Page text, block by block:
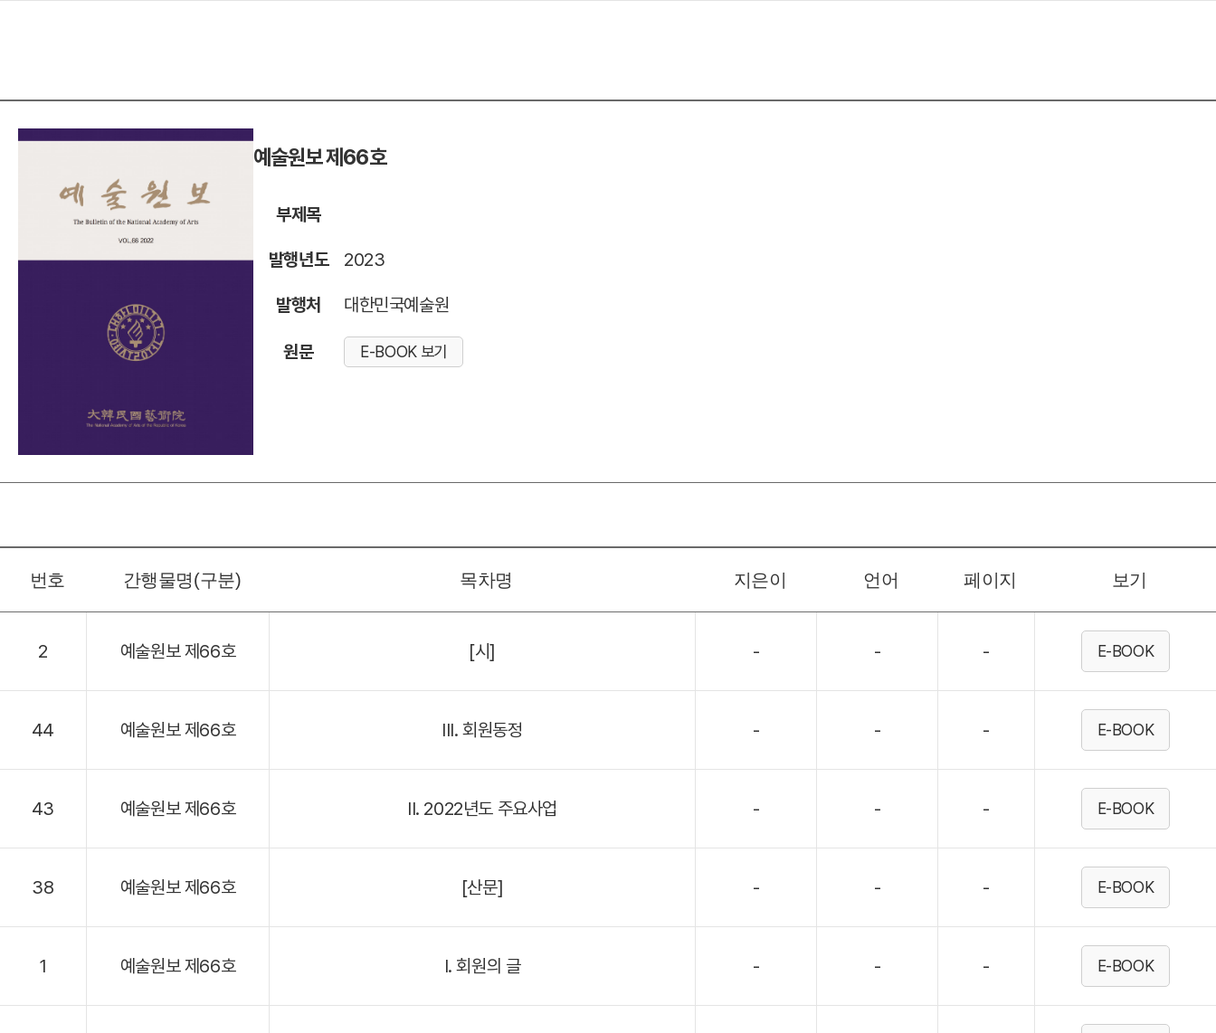
예술원보 제66호
부제목
발행년도 2023
발행처 대한민국예술원
원문 E-BOOK 보기
번호 간행물명(구분) 목차명 지은이 언어 페이지 보기
2 예술원보 제66호 [시] - - - E-BOOK
44 예술원보 제66호 III. 회원동정 - - - E-BOOK
43 예술원보 제66호 II. 2022년도 주요사업 - - - E-BOOK
38 예술원보 제66호 [산문] - - - E-BOOK
1 예술원보 제66호 I. 회원의 글 - - - E-BOOK